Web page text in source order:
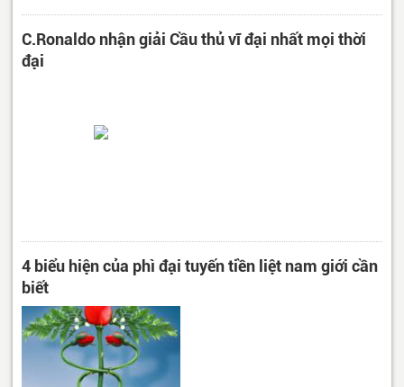
C.Ronaldo nhận giải Cầu thủ vĩ đại nhất mọi thời
đại
4 biểu hiện của phì đại tuyến tiền liệt nam giới cần
biết